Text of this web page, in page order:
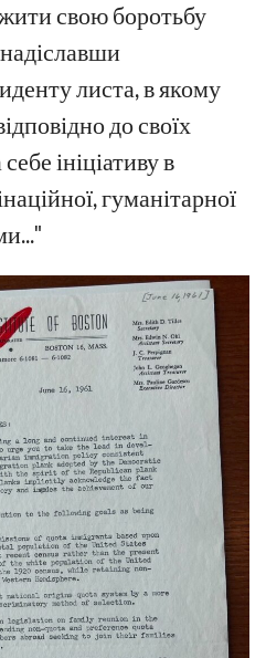
свою боротьбу
листа, в якому
до своїх
ініціативу в
гуманітарної